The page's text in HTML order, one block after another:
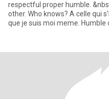
respectful proper humble.
other. Who knows? A celle qui
que je suis moi meme.